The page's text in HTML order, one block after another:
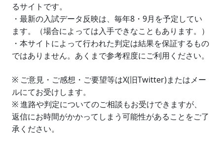
るサイトです。
・最新の入試データ反映は、毎年8・9月を予定してい
ます。（場合によっては入手できなこともあります。）
・本サイトによって行われた判定は結果を保証するもの
ではありません。あくまで参考程度にご利用ください。
※ ご意見・ご感想・ご要望等はX(旧Twitter)またはメー
ルにてお受けします。
※ 進路や判定についてのご相談もお受けできますが、
返信にお時間がかかってしまう可能性があることをご了
承ください。